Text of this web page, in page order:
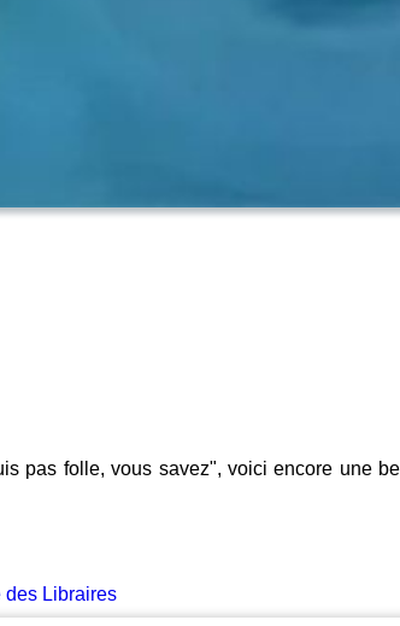
pas folle, vous savez", voici encore une
des Libraires